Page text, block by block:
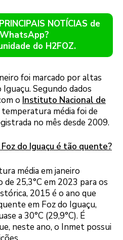
NOTÍCIAS de
do H2FOZ.
foi marcado por altas
Segundo dados
o Instituto Nacional de
temperatura média foi de
no mês desde 2009.
do Iguaçu é tão quente?
média em janeiro
25,3°C em 2023 para os
2015 é o ano que
em Foz do Iguaçu,
a 30°C (29,9°C). É
neste ano, o Inmet possui